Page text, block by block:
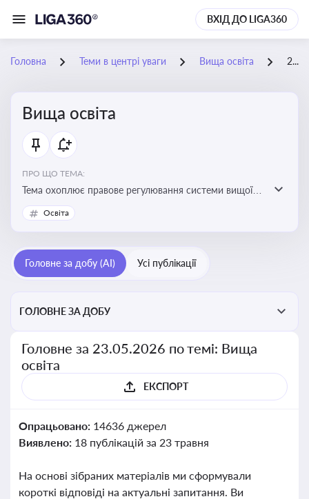
ВХІД ДО LIGA360
Головна Теми в центрі уваги Вища освіта 23-05-2026
Вища освіта
ПРО ЩО ТЕМА:
Тема охоплює правове регулювання системи вищої
освіти, освітніх рівнів та кваліфікацій в Україні
Освіта
Головне за добу (AI) Усі публікації
ГОЛОВНЕ ЗА ДОБУ
Головне за 23.05.2026 по темі: Вища
освіта
ЕКСПОРТ
Опрацьовано: 14636 джерел
Виявлено: 18 публікацій за 23 травня
На основі зібраних матеріалів ми сформували
короткі відповіді на актуальні запитання. Ви